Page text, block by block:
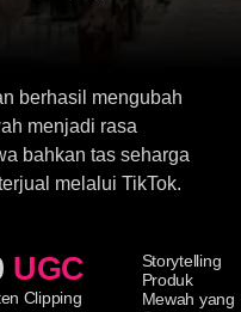
berhasil mengubah
menjadi rasa
bahkan tas seharga
melalui TikTok.
UGC
Clipping
Storytelling
Produk
Mewah yang